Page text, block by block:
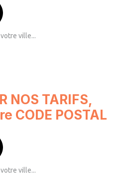
NOS TARIFS,
CODE POSTAL